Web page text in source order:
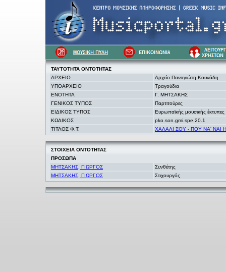
ΤΑΥΤΟΤΗΤΑ ΟΝΤΟΤΗΤΑΣ
ΑΡΧΕΙΟ
Αρχείο Παναγιώτη Κουνάδη
ΥΠΟΑΡΧΕΙΟ
Τραγούδια
ΕΝΟΤΗΤΑ
Γ. ΜΗΤΣΑΚΗΣ
ΓΕΝΙΚΟΣ ΤΥΠΟΣ
Παρτιτούρες
ΕΙΔΙΚΟΣ ΤΥΠΟΣ
Ευρωπαϊκής μουσικής έκτυπες
ΚΩΔΙΚΟΣ
pko.son.gmi.spe.20.1
ΤΙΤΛΟΣ Φ.Τ.
ΧΑΛΑΛΙ ΣΟΥ - ΠΟΥ ΝΑ' ΝΑΙ Η
ΣΤΟΙΧΕΙΑ ΟΝΤΟΤΗΤΑΣ
ΠΡΟΣΩΠΑ
ΜΗΤΣΑΚΗΣ, ΓΙΩΡΓΟΣ
Συνθέτης
ΜΗΤΣΑΚΗΣ, ΓΙΩΡΓΟΣ
Στιχουργός